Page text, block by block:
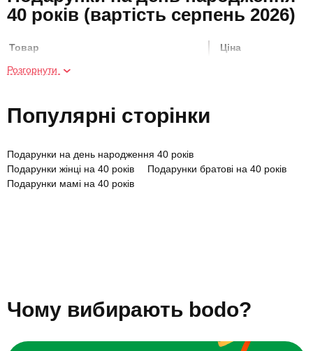
40 років (вартість серпень 2026)
Товар Ціна
Вечеря в ресторані з панорамним
видом
2000 грн
Розгорнути
Популярні сторінки
Подарунки на день народження 40 років
Подарунки жінці на 40 років
Подарунки братові на 40 років
Подарунки мамі на 40 років
Топ 20 ідей що подарувати на день народження 40 років
Чому вибирають bodo?